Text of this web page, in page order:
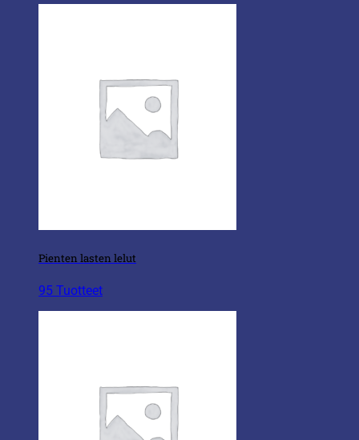
Pienten lasten lelut
95 Tuotteet